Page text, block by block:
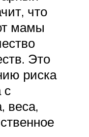
что
мамы
Это
риска
с
веса,